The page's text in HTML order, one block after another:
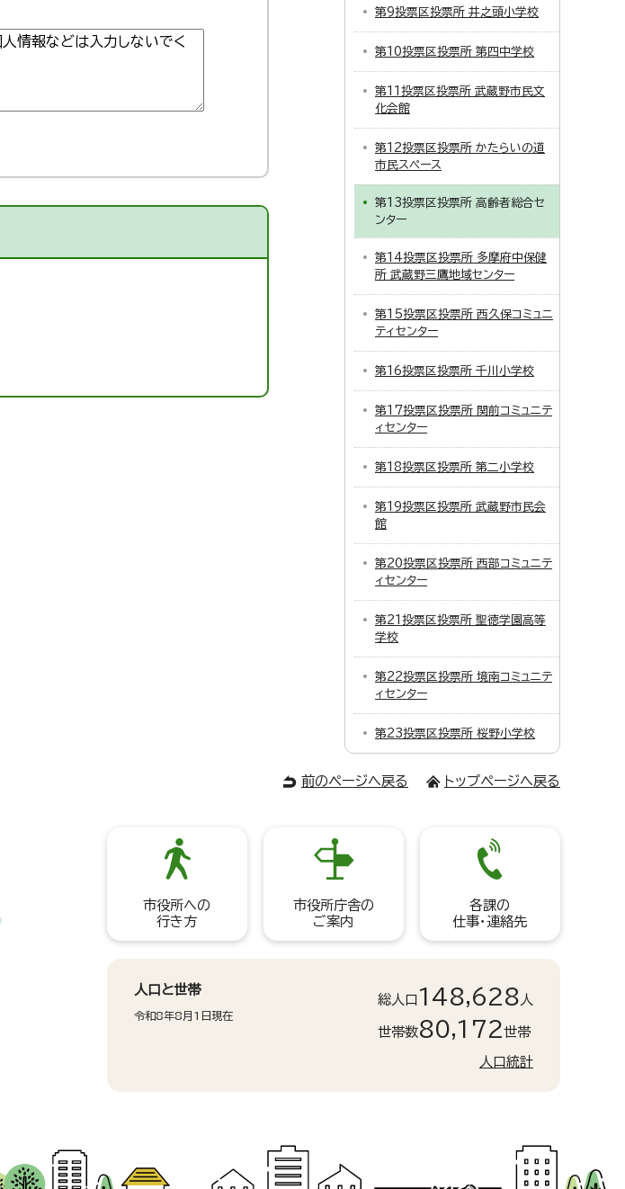
第9投票区投票所 井之頭小学校
第10投票区投票所 第四中学校
第11投票区投票所 武蔵野市民文
化会館
第12投票区投票所 かたらいの道
市民スペース
第13投票区投票所 高齢者総合セ
ンター
第14投票区投票所 多摩府中保健
所 武蔵野三鷹地域センター
第15投票区投票所 西久保コミュニ
ティセンター
第16投票区投票所 千川小学校
第17投票区投票所 関前コミュニテ
ィセンター
第18投票区投票所 第二小学校
第19投票区投票所 武蔵野市民会
館
第20投票区投票所 西部コミュニテ
ィセンター
第21投票区投票所 聖徳学園高等
学校
第22投票区投票所 境南コミュニテ
ィセンター
第23投票区投票所 桜野小学校
前のページへ戻る トップページへ戻る
市役所への
行き方
市役所庁舎の
ご案内
各課の
仕事・連絡先
人口と世帯
令和8年8月1日現在
総人口 148,628 人
世帯数80,172世帯
人口統計